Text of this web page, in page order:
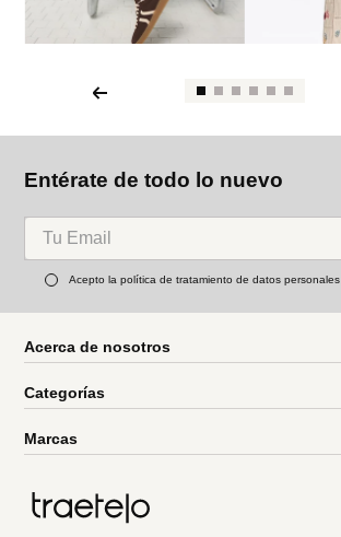
Entérate de todo lo nuevo
Acepto la política de tratamiento de datos personales
Acerca de nosotros
Categorías
Marcas